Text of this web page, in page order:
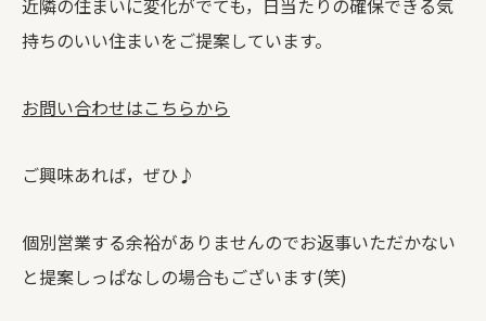
近隣の住まいに変化がでても，日当たりの確保できる気
持ちのいい住まいをご提案しています。
お問い合わせはこちらから
ご興味あれば，ぜひ♪
個別営業する余裕がありませんのでお返事いただかない
と提案しっぱなしの場合もございます(笑)